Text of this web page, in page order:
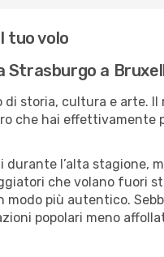
tuo volo
Strasburgo a
storia, cultura e arte.
che hai
l’alta stagione,
che volano fuori
più autentico.
popolari meno